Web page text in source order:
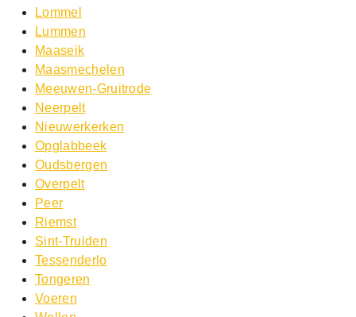
Lommel
Lummen
Maaseik
Maasmechelen
Meeuwen-Gruitrode
Neerpelt
Nieuwerkerken
Opglabbeek
Oudsbergen
Overpelt
Peer
Riemst
Sint-Truiden
Tessenderlo
Tongeren
Voeren